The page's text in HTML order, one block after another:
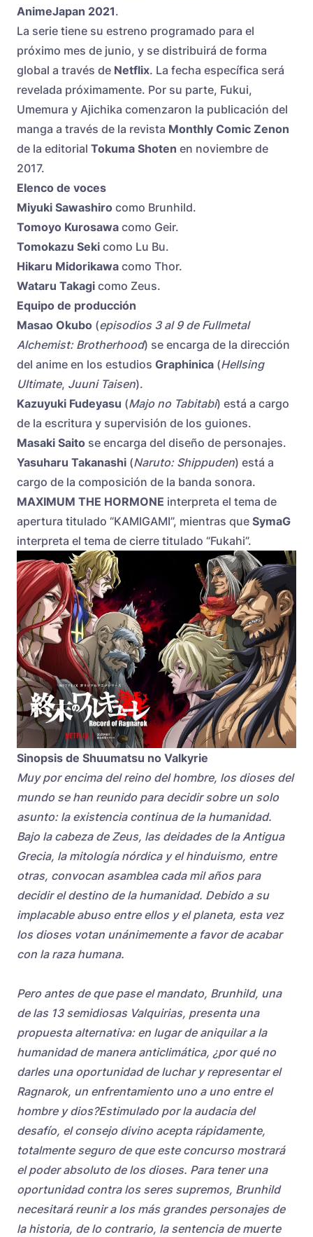
AnimeJapan 2021.
La serie tiene su estreno programado para el
próximo mes de junio, y se distribuirá de forma
global a través de Netflix. La fecha específica será
revelada próximamente. Por su parte, Fukui,
Umemura y Ajichika comenzaron la publicación del
manga a través de la revista Monthly Comic Zenon
de la editorial Tokuma Shoten en noviembre de
2017.
Elenco de voces
Miyuki Sawashiro como Brunhild.
Tomoyo Kurosawa como Geir.
Tomokazu Seki como Lu Bu.
Hikaru Midorikawa como Thor.
Wataru Takagi como Zeus.
Equipo de producción
Masao Okubo (episodios 3 al 9 de Fullmetal
Alchemist: Brotherhood) se encarga de la dirección
del anime en los estudios Graphinica (Hellsing
Ultimate, Juuni Taisen).
Kazuyuki Fudeyasu (Majo no Tabitabi) está a cargo
de la escritura y supervisión de los guiones.
Masaki Saito se encarga del diseño de personajes.
Yasuharu Takanashi (Naruto: Shippuden) está a
cargo de la composición de la banda sonora.
MAXIMUM THE HORMONE interpreta el tema de
apertura titulado “KAMIGAMI”, mientras que SymaG
interpreta el tema de cierre titulado “Fukahi”.
Sinopsis de Shuumatsu no Valkyrie
Muy por encima del reino del hombre, los dioses del
mundo se han reunido para decidir sobre un solo
asunto: la existencia continua de la humanidad.
Bajo la cabeza de Zeus, las deidades de la Antigua
Grecia, la mitología nórdica y el hinduismo, entre
otras, convocan asamblea cada mil años para
decidir el destino de la humanidad. Debido a su
implacable abuso entre ellos y el planeta, esta vez
los dioses votan unánimemente a favor de acabar
con la raza humana.
Pero antes de que pase el mandato, Brunhild, una
de las 13 semidiosas Valquirias, presenta una
propuesta alternativa: en lugar de aniquilar a la
humanidad de manera anticlimática, ¿por qué no
darles una oportunidad de luchar y representar el
Ragnarok, un enfrentamiento uno a uno entre el
hombre y dios?Estimulado por la audacia del
desafío, el consejo divino acepta rápidamente,
totalmente seguro de que este concurso mostrará
el poder absoluto de los dioses. Para tener una
oportunidad contra los seres supremos, Brunhild
necesitará reunir a los más grandes personajes de
la historia, de lo contrario, la sentencia de muerte